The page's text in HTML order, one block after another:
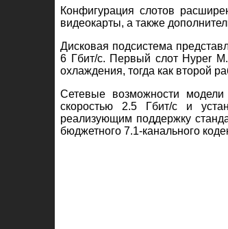
Конфигурация слотов
видеокарты, а также
Дисковая подсистема
6 Гбит/с. Первый слот Hyper
охлаждения, тогда как второй
Сетевые возможности
скоростью 2.5 Гбит/с и
реализующим поддержку
бюджетного 7.1-канального